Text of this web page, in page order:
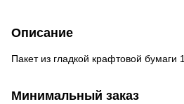
Описание
Пакет из гладкой крафтовой бумаги
Минимальный заказ